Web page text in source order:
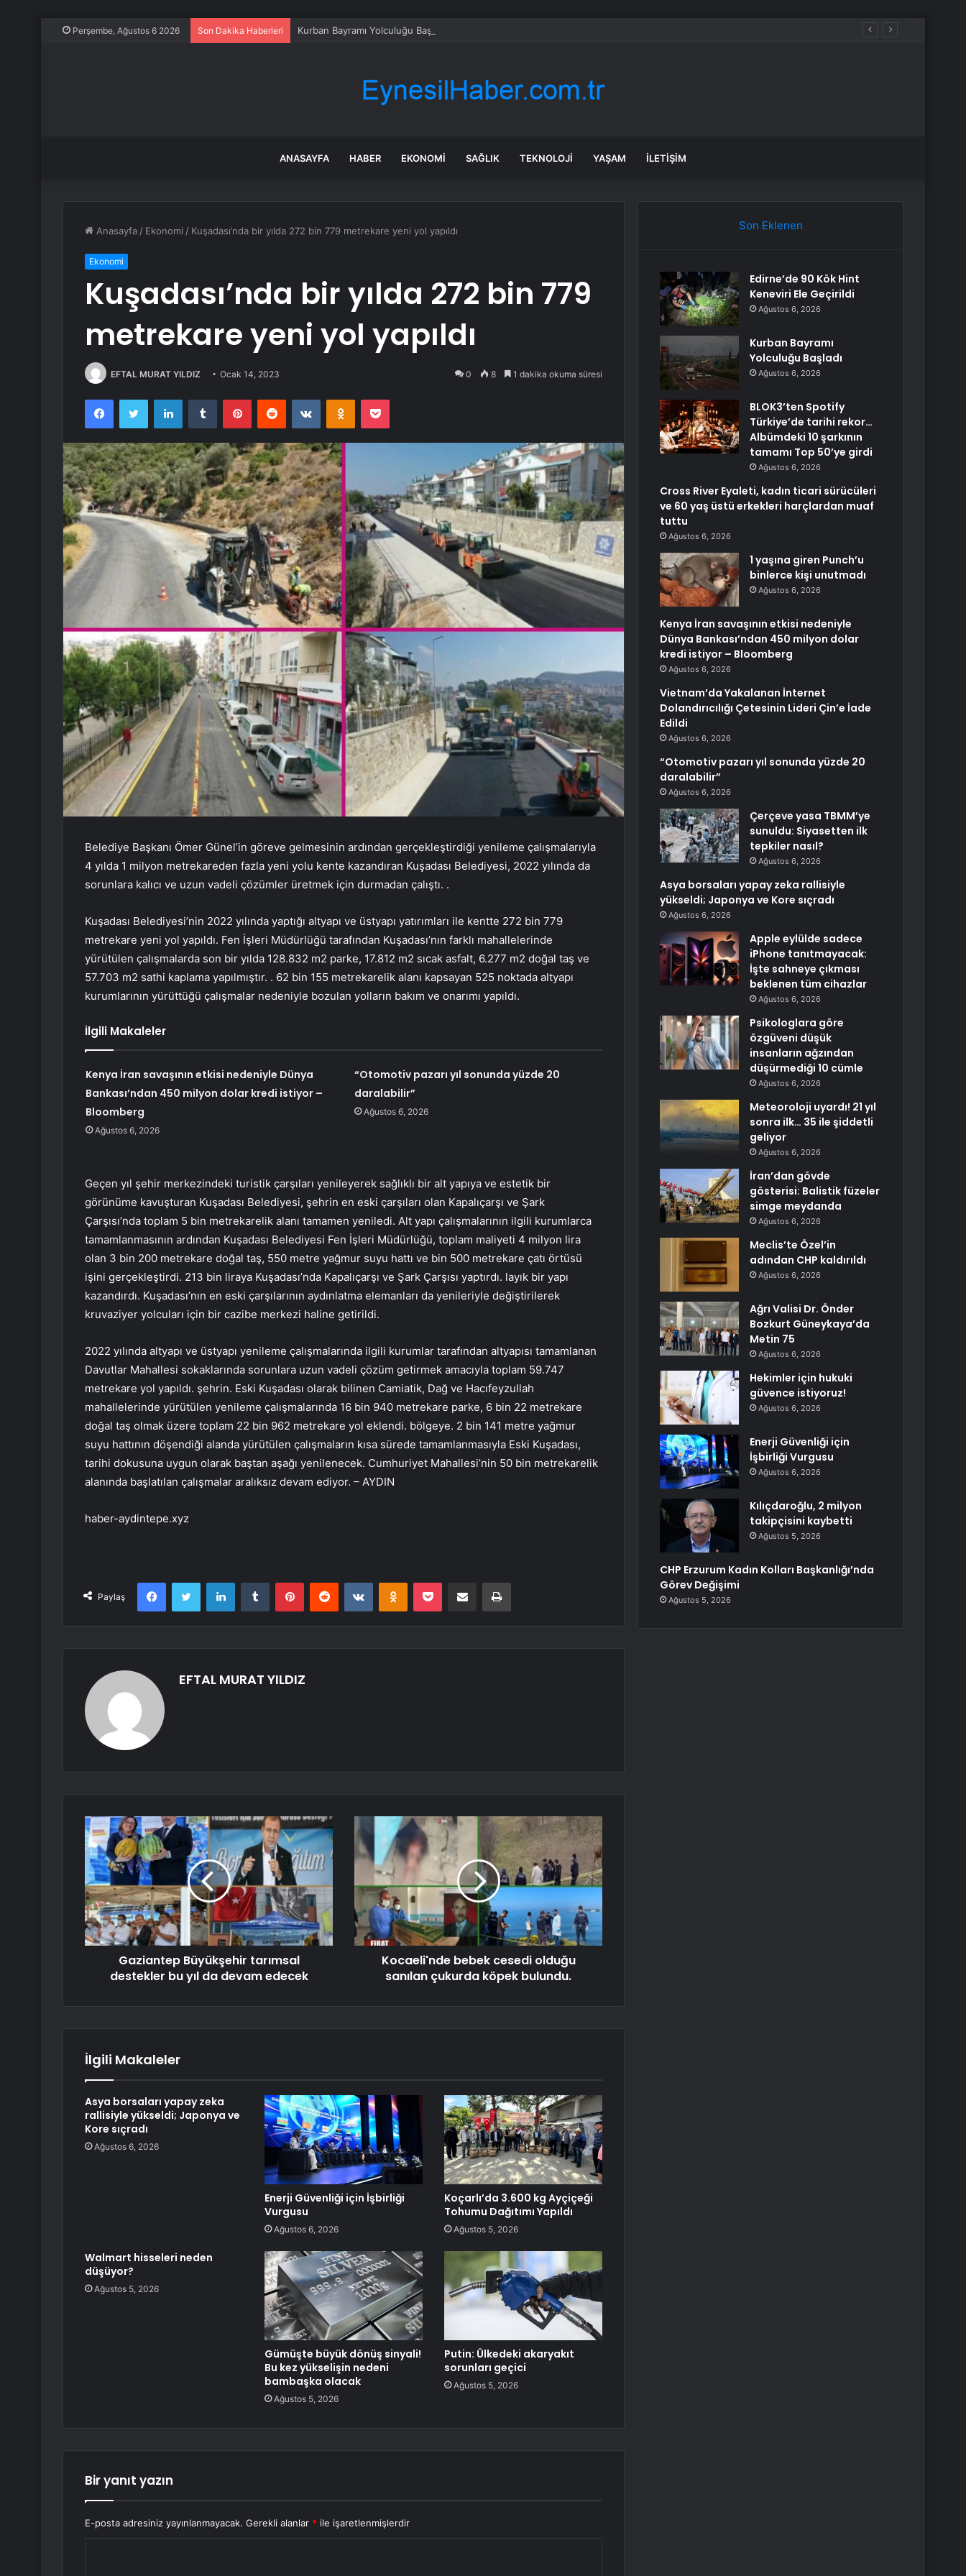
Perşembe, Ağustos 6 2026 Son Dakika Haberleri Kurban Bayramı Yolculuğu Başladı
ANASAYFA HABER EKONOMI SAĞLIK TEKNOLOJI YAŞAM İLETIŞIM
Anasayfa / Ekonomi / Kuşadası’nda bir yılda 272 bin 779 metrekare yeni yol yapıldı
Ekonomi
Kuşadası’nda bir yılda 272 bin 779
metrekare yeni yol yapıldı
EFTAL MURAT YILDIZ Ocak 14, 2023 0 8 1 dakika okuma süresi
FacebookTwitter LinkedInTumblr PinterestReddit VKontakteOdnoklassniki
Pocket
Belediye Başkanı Ömer Günel’in göreve gelmesinin ardından gerçekleştirdiği yenileme çalışmalarıyla
4 yılda 1 milyon metrekareden fazla yeni yolu kente kazandıran Kuşadası Belediyesi, 2022 yılında da
sorunlara kalıcı ve uzun vadeli çözümler üretmek için durmadan çalıştı. .
Kuşadası Belediyesi’nin 2022 yılında yaptığı altyapı ve üstyapı yatırımları ile kentte 272 bin 779
metrekare yeni yol yapıldı. Fen İşleri Müdürlüğü tarafından Kuşadası’nın farklı mahallelerinde
yürütülen çalışmalarda son bir yılda 128.832 m2 parke, 17.812 m2 sıcak asfalt, 6.277 m2 doğal taş ve
57.703 m2 sathi kaplama yapılmıştır. . 62 bin 155 metrekarelik alanı kapsayan 525 noktada altyapı
kurumlarının yürüttüğü çalışmalar nedeniyle bozulan yolların bakım ve onarımı yapıldı.
İlgili Makaleler
Kenya İran savaşının etkisi nedeniyle Dünya
Bankası’ndan 450 milyon dolar kredi istiyor –
Bloomberg
Ağustos 6, 2026
“Otomotiv pazarı yıl sonunda yüzde 20
daralabilir”
Ağustos 6, 2026
Geçen yıl şehir merkezindeki turistik çarşıları yenileyerek sağlıklı bir alt yapıya ve estetik bir
görünüme kavuşturan Kuşadası Belediyesi, şehrin en eski çarşıları olan Kapalıçarşı ve Şark
Çarşısı’nda toplam 5 bin metrekarelik alanı tamamen yeniledi. Alt yapı çalışmalarının ilgili kurumlarca
tamamlanmasının ardından Kuşadası Belediyesi Fen İşleri Müdürlüğü, toplam maliyeti 4 milyon lira
olan 3 bin 200 metrekare doğal taş, 550 metre yağmur suyu hattı ve bin 500 metrekare çatı örtüsü
işini gerçekleştirdi. 213 bin liraya Kuşadası’nda Kapalıçarşı ve Şark Çarşısı yaptırdı. layık bir yapı
kazandırdı. Kuşadası’nın en eski çarşılarının aydınlatma elemanları da yenileriyle değiştirilerek
kruvaziyer yolcuları için bir cazibe merkezi haline getirildi.
2022 yılında altyapı ve üstyapı yenileme çalışmalarında ilgili kurumlar tarafından altyapısı tamamlanan
Davutlar Mahallesi sokaklarında sorunlara uzun vadeli çözüm getirmek amacıyla toplam 59.747
metrekare yol yapıldı. şehrin. Eski Kuşadası olarak bilinen Camiatik, Dağ ve Hacıfeyzullah
mahallelerinde yürütülen yenileme çalışmalarında 16 bin 940 metrekare parke, 6 bin 22 metrekare
doğal taş olmak üzere toplam 22 bin 962 metrekare yol eklendi. bölgeye. 2 bin 141 metre yağmur
suyu hattının döşendiği alanda yürütülen çalışmaların kısa sürede tamamlanmasıyla Eski Kuşadası,
tarihi dokusuna uygun olarak baştan aşağı yenilenecek. Cumhuriyet Mahallesi’nin 50 bin metrekarelik
alanında başlatılan çalışmalar aralıksız devam ediyor. – AYDIN
haber-aydintepe.xyz
Paylaş
FacebookTwitter LinkedInTumblr PinterestReddit VKontakteOdnoklassniki
Pocket E-Posta ile paylaş Yazdır
EFTAL MURAT YILDIZ
Gaziantep Büyükşehir tarımsal
destekler bu yıl da devam edecek
Kocaeli'nde bebek cesedi olduğu
sanılan çukurda köpek bulundu.
İlgili Makaleler
Asya borsaları yapay zeka
rallisiyle yükseldi; Japonya ve
Kore sıçradı
Ağustos 6, 2026
Enerji Güvenliği için İşbirliği
Vurgusu
Ağustos 6, 2026
Koçarlı’da 3.600 kg Ayçiçeği
Tohumu Dağıtımı Yapıldı
Ağustos 5, 2026
Walmart hisseleri neden
düşüyor?
Ağustos 5, 2026
Gümüşte büyük dönüş sinyali!
Bu kez yükselişin nedeni
bambaşka olacak
Ağustos 5, 2026
Putin: Ülkedeki akaryakıt
sorunları geçici
Ağustos 5, 2026
Bir yanıt yazın
E-posta adresiniz yayınlanmayacak. Gerekli alanlar * ile işaretlenmişlerdir
Son Eklenen
Edirne’de 90 Kök Hint
Keneviri Ele Geçirildi
Ağustos 6, 2026
Kurban Bayramı
Yolculuğu Başladı
Ağustos 6, 2026
BLOK3’ten Spotify
Türkiye’de tarihi rekor…
Albümdeki 10 şarkının
tamamı Top 50’ye girdi
Ağustos 6, 2026
Cross River Eyaleti, kadın ticari sürücüleri
ve 60 yaş üstü erkekleri harçlardan muaf
tuttu
Ağustos 6, 2026
1 yaşına giren Punch’u
binlerce kişi unutmadı
Ağustos 6, 2026
Kenya İran savaşının etkisi nedeniyle
Dünya Bankası’ndan 450 milyon dolar
kredi istiyor – Bloomberg
Ağustos 6, 2026
Vietnam’da Yakalanan İnternet
Dolandırıcılığı Çetesinin Lideri Çin’e İade
Edildi
Ağustos 6, 2026
“Otomotiv pazarı yıl sonunda yüzde 20
daralabilir”
Ağustos 6, 2026
Çerçeve yasa TBMM’ye
sunuldu: Siyasetten ilk
tepkiler nasıl?
Ağustos 6, 2026
Asya borsaları yapay zeka rallisiyle
yükseldi; Japonya ve Kore sıçradı
Ağustos 6, 2026
Apple eylülde sadece
iPhone tanıtmayacak:
İşte sahneye çıkması
beklenen tüm cihazlar
Ağustos 6, 2026
Psikologlara göre
özgüveni düşük
insanların ağzından
düşürmediği 10 cümle
Ağustos 6, 2026
Meteoroloji uyardı! 21 yıl
sonra ilk… 35 ile şiddetli
geliyor
Ağustos 6, 2026
İran’dan gövde
gösterisi: Balistik füzeler
simge meydanda
Ağustos 6, 2026
Meclis’te Özel’in
adından CHP kaldırıldı
Ağustos 6, 2026
Ağrı Valisi Dr. Önder
Bozkurt Güneykaya’da
Metin 75
Ağustos 6, 2026
Hekimler için hukuki
güvence istiyoruz!
Ağustos 6, 2026
Enerji Güvenliği için
İşbirliği Vurgusu
Ağustos 6, 2026
Kılıçdaroğlu, 2 milyon
takipçisini kaybetti
Ağustos 5, 2026
CHP Erzurum Kadın Kolları Başkanlığı’nda
Görev Değişimi
Ağustos 5, 2026